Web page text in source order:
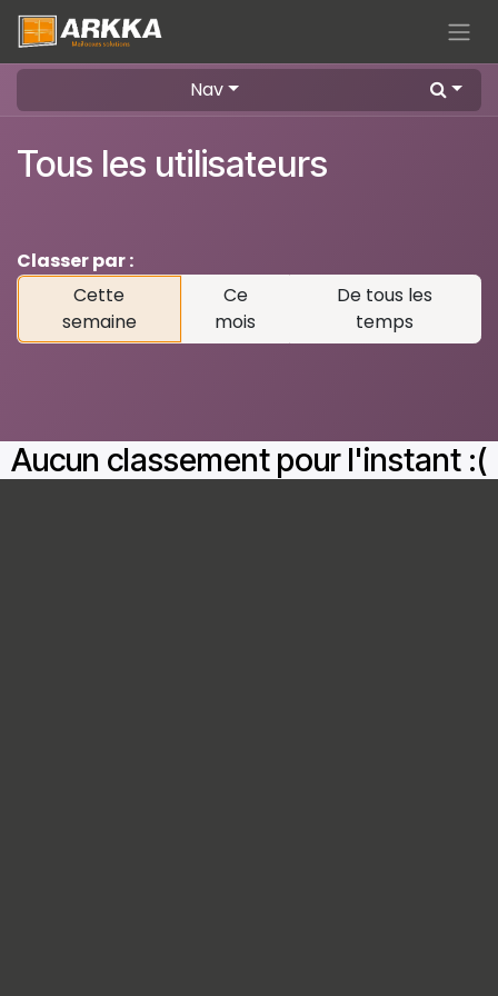
Se rendre au contenu
Nav
Tous les utilisateurs
Classer par :
Cette
semaine
Ce
mois
De tous les
temps
Aucun classement pour l'instant :(